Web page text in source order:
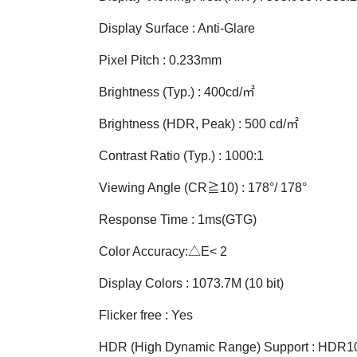
Display Surface : Anti-Glare
Pixel Pitch : 0.233mm
Brightness (Typ.) : 400cd/㎡
Brightness (HDR, Peak) : 500 cd/㎡
Contrast Ratio (Typ.) : 1000:1
Viewing Angle (CR≧10) : 178°/ 178°
Response Time : 1ms(GTG)
Color Accuracy:△E< 2
Display Colors : 1073.7M (10 bit)
Flicker free : Yes
HDR (High Dynamic Range) Support :